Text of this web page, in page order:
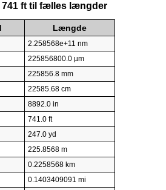
741 ft til fælles længder
Længde
2.258568e+11 nm
225856800.0 µm
225856.8 mm
22585.68 cm
8892.0 in
741.0 ft
247.0 yd
225.8568 m
0.2258568 km
0.1403409091 mi